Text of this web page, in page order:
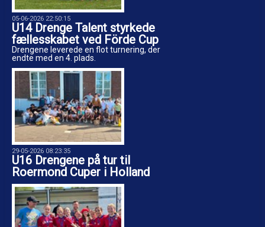
05-06-2026 22:50:15
U14 Drenge Talent styrkede
fællesskabet ved Förde Cup
Drengene leverede en flot turnering, der
endte med en 4. plads.
29-05-2026 08:23:35
U16 Drengene på tur til
Roermond Cuper i Holland